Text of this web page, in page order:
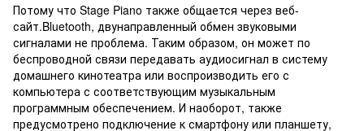
Потому что Stage Piano также общается через веб-
сайт.Bluetooth, двунаправленный обмен звуковыми
сигналами не проблема. Таким образом, он может по
беспроводной связи передавать аудиосигнал в систему
домашнего кинотеатра или воспроизводить его с
компьютера с соответствующим музыкальным
программным обеспечением. И наоборот, также
предусмотрено подключение к смартфону или планшету,